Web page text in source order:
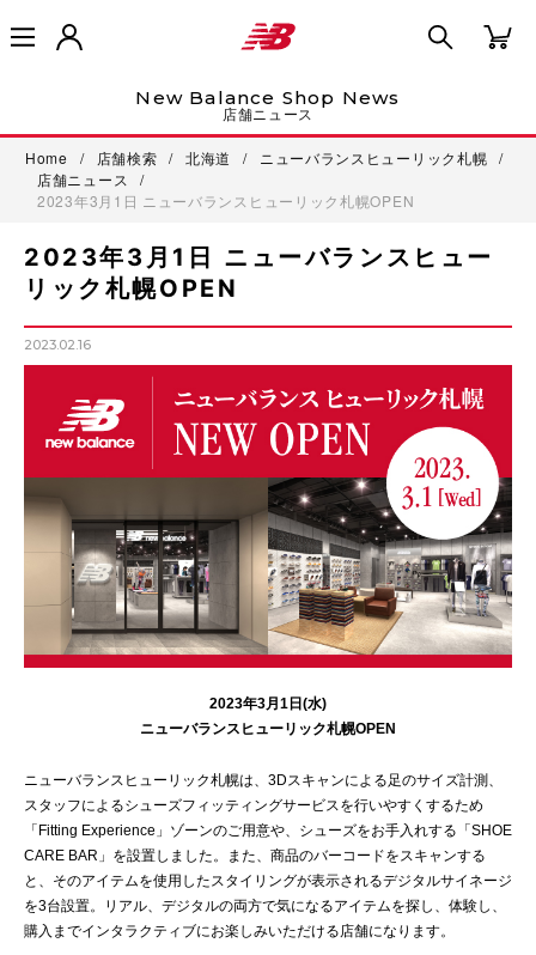
New Balance Shop News
店舗ニュース
Home / 店舗検索 / 北海道 / ニューバランスヒューリック札幌
/
店舗ニュース
/
2023年3月1日 ニューバランスヒューリック札幌OPEN
2023年3月1日 ニューバランスヒュー
リック札幌OPEN
2023.02.16
2023年3月1日(水)
ニューバランスヒューリック札幌OPEN
ニューバランスヒューリック札幌は、3Dスキャンによる足のサイズ計測、
スタッフによるシューズフィッティングサービスを行いやすくするため
「Fitting Experience」ゾーンのご用意や、シューズをお手入れする「SHOE
CARE BAR」を設置しました。また、商品のバーコードをスキャンする
と、そのアイテムを使用したスタイリングが表示されるデジタルサイネージ
を3台設置。リアル、デジタルの両方で気になるアイテムを探し、体験し、
購入までインタラクティブにお楽しみいただける店舗になります。